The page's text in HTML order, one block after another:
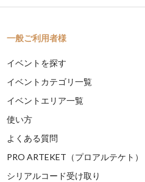
一般ご利用者様
イベントを探す
イベントカテゴリ一覧
イベントエリア一覧
使い方
よくある質問
PRO ARTEKET（プロアルテケト）
シリアルコード受け取り